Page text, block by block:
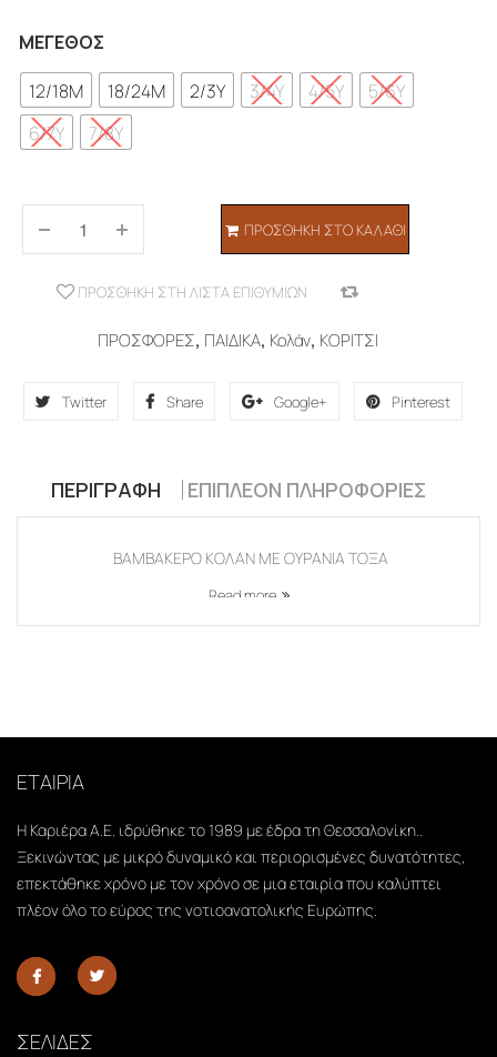
ΜΈΓΕΘΟΣ
12/18M
18/24M 2/3Y 3/4Y 4/5Y
5/6Y
6/7Y
7/8Y
ΠΡΟΣΘΉΚΗ ΣΤΟ ΚΑΛΆΘΙ
ΠΡΟΣΘΉΚΗ ΣΤΗ ΛΊΣΤΑ ΕΠΙΘΥΜΙΏΝ
ΠΡΟΣΦΟΡΕΣ, ΠΑΙΔΙΚΑ, Κολάν, ΚΟΡΙΤΣΙ
Twitter Share Google+ Pinterest
ΠΕΡΙΓΡΑΦΉ ΕΠΙΠΛΈΟΝ ΠΛΗΡΟΦΟΡΊΕΣ
ΒΑΜΒΑΚΕΡΟ ΚΟΛΑΝ ΜΕ ΟΥΡΑΝΙΑ ΤΟΞΑ
Read more
ΕΤΑΙΡΙΑ
Η Καριέρα Α.Ε. ιδρύθηκε το 1989 με έδρα τη Θεσσαλονίκη..
Ξεκινώντας με μικρό δυναμικό και περιορισμένες δυνατότητες,
επεκτάθηκε χρόνο με τον χρόνο σε μια εταιρία που καλύπτει
πλέον όλο το εύρος της νοτιοανατολικής Ευρώπης.
ΣΕΛΙΔΕΣ